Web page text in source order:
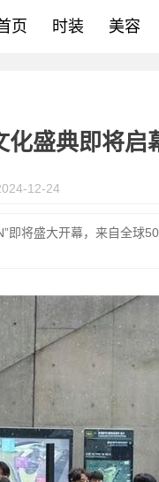
页 时装 美容
化盛典即将启
12-24
即将盛大开幕，来自全球